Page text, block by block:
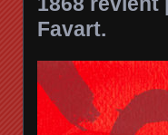
Favart.